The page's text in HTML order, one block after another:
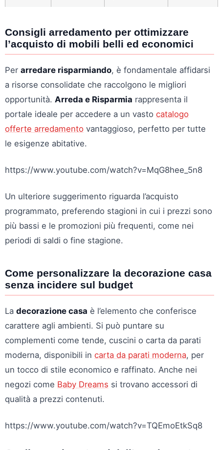
Consigli arredamento per ottimizzare
l’acquisto di mobili belli ed economici
Per arredare risparmiando, è fondamentale affidarsi
a risorse consolidate che raccolgono le migliori
opportunità. Arreda e Risparmia rappresenta il
portale ideale per accedere a un vasto catalogo
offerte arredamento vantaggioso, perfetto per tutte
le esigenze abitative.
https://www.youtube.com/watch?v=MqG8hee_5n8
Un ulteriore suggerimento riguarda l’acquisto
programmato, preferendo stagioni in cui i prezzi sono
più bassi e le promozioni più frequenti, come nei
periodi di saldi o fine stagione.
Come personalizzare la decorazione casa
senza incidere sul budget
La decorazione casa è l’elemento che conferisce
carattere agli ambienti. Si può puntare su
complementi come tende, cuscini o carta da parati
moderna, disponibili in carta da parati moderna, per
un tocco di stile economico e raffinato. Anche nei
negozi come Baby Dreams si trovano accessori di
qualità a prezzi contenuti.
https://www.youtube.com/watch?v=TQEmoEtkSq8